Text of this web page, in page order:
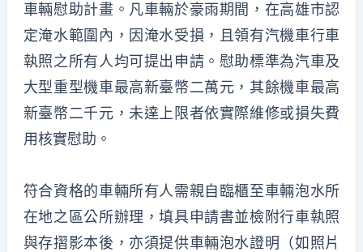
車輛慰助計畫。凡車輛於豪雨期間，在高雄市認
定淹水範圍內，因淹水受損，且領有汽機車行車
執照之所有人均可提出申請。慰助標準為汽車及
大型重型機車最高新臺幣二萬元，其餘機車最高
新臺幣二千元，未達上限者依實際維修或損失費
用核實慰助。
符合資格的車輛所有人需親自臨櫃至車輛泡水所
在地之區公所辦理，填具申請書並檢附行車執照
與存摺影本後，亦須提供車輛泡水證明（如照片